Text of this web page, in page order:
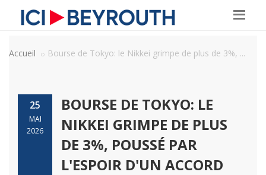
Accueil Bourse de Tokyo: le Nikkei grimpe de plus de 3%, ...
25
MAI
2026
BOURSE DE TOKYO: LE
NIKKEI GRIMPE DE PLUS
DE 3%, POUSSÉ PAR
L'ESPOIR D'UN ACCORD